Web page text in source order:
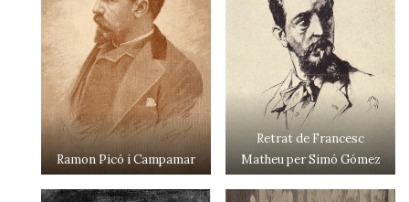
Ramon Picó i Campamar
Retrat de Francesc
Matheu per Simó Gómez